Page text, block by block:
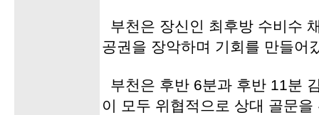
부천은 장신인 최후방 수비수
공권을 장악하며 기회를 만들어
부천은 후반 6분과 후반 11분
이 모두 위협적으로 상대 골문